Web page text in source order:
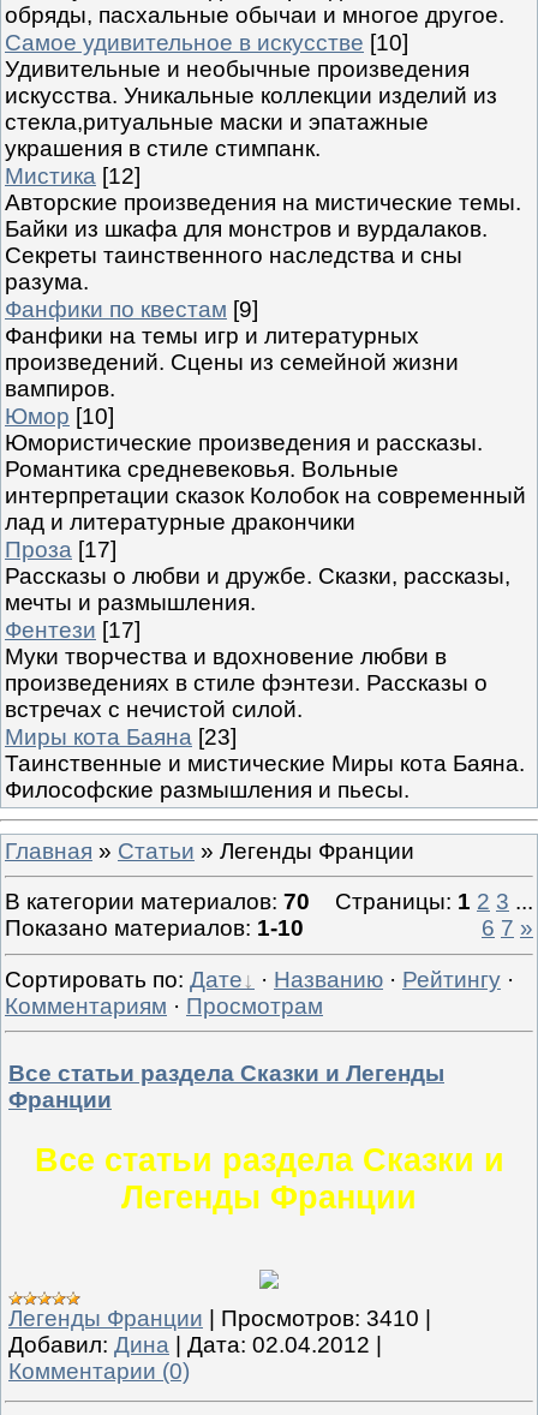
обряды, пасхальные обычаи и многое другое.
Самое удивительное в искусстве [10]
Удивительные и необычные произведения
искусства. Уникальные коллекции изделий из
стекла,ритуальные маски и эпатажные
украшения в стиле стимпанк.
Мистика [12]
Авторские произведения на мистические темы.
Байки из шкафа для монстров и вурдалаков.
Секреты таинственного наследства и сны
разума.
Фанфики по квестам [9]
Фанфики на темы игр и литературных
произведений. Сцены из семейной жизни
вампиров.
Юмор [10]
Юмористические произведения и рассказы.
Романтика средневековья. Вольные
интерпретации сказок Колобок на современный
лад и литературные дракончики
Проза [17]
Рассказы о любви и дружбе. Сказки, рассказы,
мечты и размышления.
Фентези [17]
Муки творчества и вдохновение любви в
произведениях в стиле фэнтези. Рассказы о
встречах с нечистой силой.
Миры кота Баяна [23]
Таинственные и мистические Миры кота Баяна.
Философские размышления и пьесы.
Главная » Статьи » Легенды Франции
В категории материалов: 70
Показано материалов: 1-10
Страницы: 1 2 3 ...
6 7 »
Сортировать по: Дате · Названию · Рейтингу ·
Комментариям · Просмотрам
Все статьи раздела Сказки и Легенды
Франции
Все статьи раздела Сказки и
Легенды Франции
Легенды Франции Просмотров: 3410
Добавил: Дина Дата: 02.04.2012
Комментарии (0)